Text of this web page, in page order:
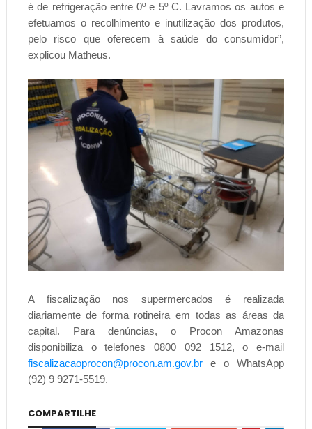
é de refrigeração entre 0º e 5º C. Lavramos os autos e
efetuamos o recolhimento e inutilização dos produtos,
pelo risco que oferecem à saúde do consumidor”,
explicou Matheus.
A fiscalização nos supermercados é realizada
diariamente de forma rotineira em todas as áreas da
capital. Para denúncias, o Procon Amazonas
disponibiliza o telefones 0800 092 1512, o e-mail
fiscalizacaoprocon@procon.am.gov.bre o WhatsApp
(92) 9 9271-5519.
COMPARTILHE